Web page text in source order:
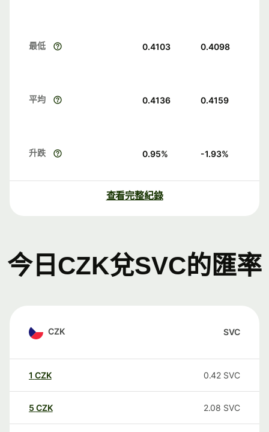
最低 0.4103 0.4098
平均 0.4136 0.4159
升跌 0.95% -1.93%
查看完整紀錄
今日CZK兌SVC的匯率
CZK SVC
1 CZK 0.42 SVC
5 CZK 2.08 SVC